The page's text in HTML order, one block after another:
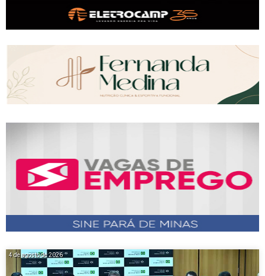
4 de agosto de 2026